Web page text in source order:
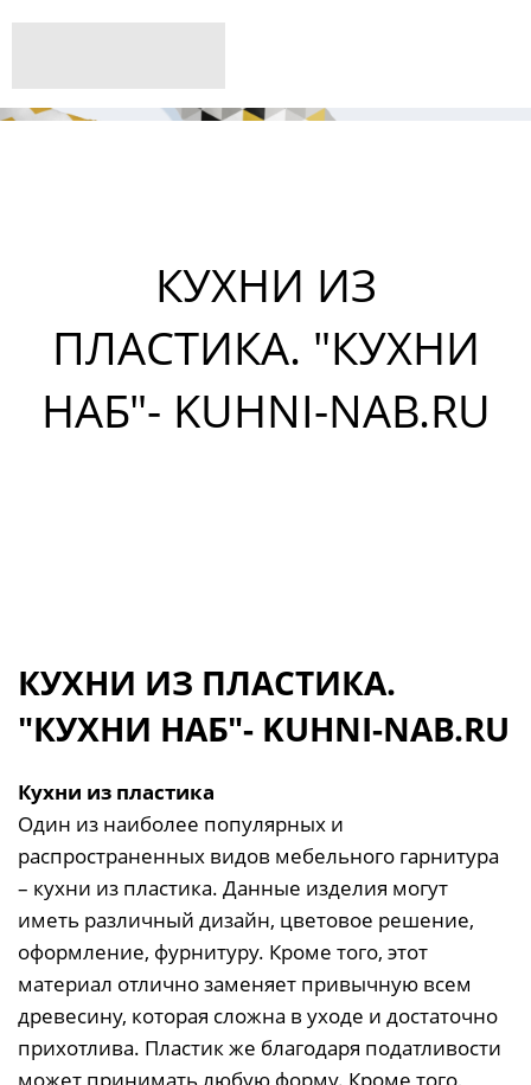
КУХНИ ИЗ
ПЛАСТИКА. "КУХНИ
НАБ"- KUHNI-NAB.RU
КУХНИ ИЗ ПЛАСТИКА.
"КУХНИ НАБ"- KUHNI-NAB.RU
Кухни из пластика
Один из наиболее популярных и
распространенных видов мебельного гарнитура
– кухни из пластика. Данные изделия могут
иметь различный дизайн, цветовое решение,
оформление, фурнитуру. Кроме того, этот
материал отлично заменяет привычную всем
древесину, которая сложна в уходе и достаточно
прихотлива. Пластик же благодаря податливости
может принимать любую форму. Кроме того,